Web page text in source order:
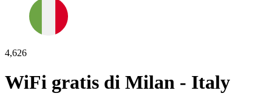
4,626
WiFi gratis di Milan - Italy